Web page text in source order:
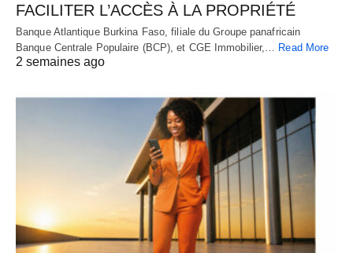
FACILITER L’ACCÈS À LA PROPRIÉTÉ
Banque Atlantique Burkina Faso, filiale du Groupe panafricain
Banque Centrale Populaire (BCP), et CGE Immobilier,… Read More
2 semaines ago